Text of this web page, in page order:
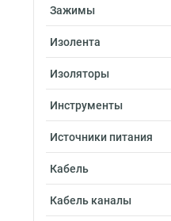
Зажимы
Изолента
Изоляторы
Инструменты
Источники питания
Кабель
Кабель каналы